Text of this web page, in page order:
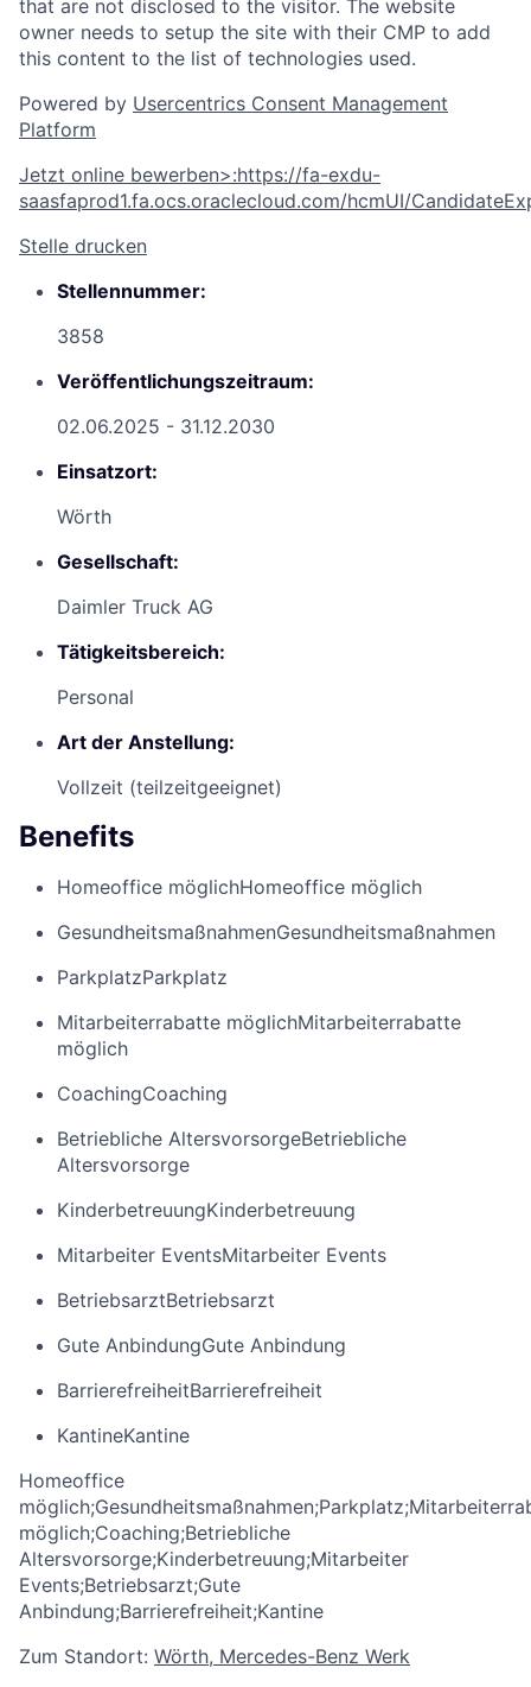
that are not disclosed to the visitor. The website
owner needs to setup the site with their CMP to add
this content to the list of technologies used.
Powered by Usercentrics Consent Management
Platform
Jetzt online bewerben>:https://fa-exdu-
saasfaprod1.fa.ocs.oraclecloud.com/hcmUI/
Stelle drucken
Stellennummer:
3858
Veröffentlichungszeitraum:
02.06.2025 - 31.12.2030
Einsatzort:
Wörth
Gesellschaft:
Daimler Truck AG
Tätigkeitsbereich:
Personal
Art der Anstellung:
Vollzeit (teilzeitgeeignet)
Benefits
Homeoffice möglichHomeoffice möglich
GesundheitsmaßnahmenGesundheitsmaßnahmen
ParkplatzParkplatz
Mitarbeiterrabatte möglichMitarbeiterrabatte
möglich
CoachingCoaching
Betriebliche AltersvorsorgeBetriebliche
Altersvorsorge
KinderbetreuungKinderbetreuung
Mitarbeiter EventsMitarbeiter Events
BetriebsarztBetriebsarzt
Gute AnbindungGute Anbindung
BarrierefreiheitBarrierefreiheit
KantineKantine
Homeoffice
möglich;Coaching;Betriebliche
Altersvorsorge;Kinderbetreuung;Mitarbeiter
Events;Betriebsarzt;Gute
Anbindung;Barrierefreiheit;Kantine
Zum Standort: Wörth, Mercedes-Benz Werk